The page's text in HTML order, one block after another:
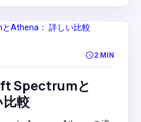
2 MIN
Spectrumと
較